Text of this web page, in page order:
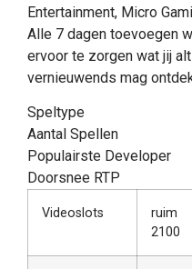
Entertainment, Micro
Alle 7 dagen toevoegen
ervoor te zorgen wat jij
vernieuwends mag
Speltype
Aantal Spellen
Populairste Developer
Doorsnee RTP
Videoslots
ruim
2100